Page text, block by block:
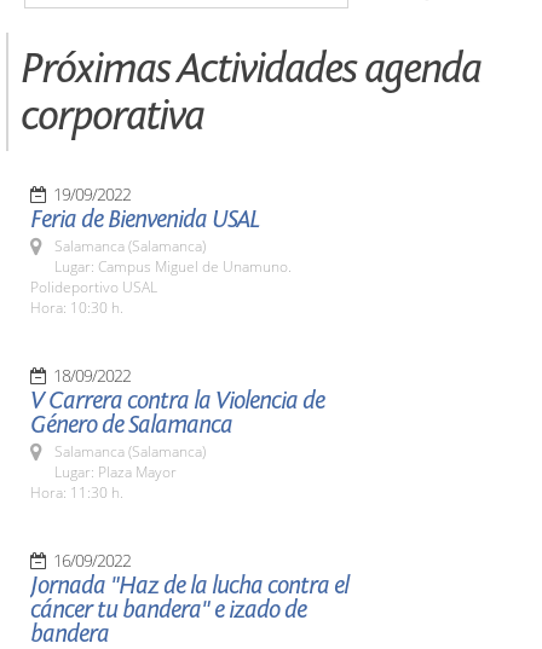
Próximas Actividades agenda
corporativa
19/09/2022
Feria de Bienvenida USAL
Salamanca (Salamanca)
Lugar: Campus Miguel de Unamuno.
Polideportivo USAL
Hora: 10:30 h.
18/09/2022
V Carrera contra la Violencia de
Género de Salamanca
Salamanca (Salamanca)
Lugar: Plaza Mayor
Hora: 11:30 h.
16/09/2022
Jornada "Haz de la lucha contra el
cáncer tu bandera" e izado de
bandera